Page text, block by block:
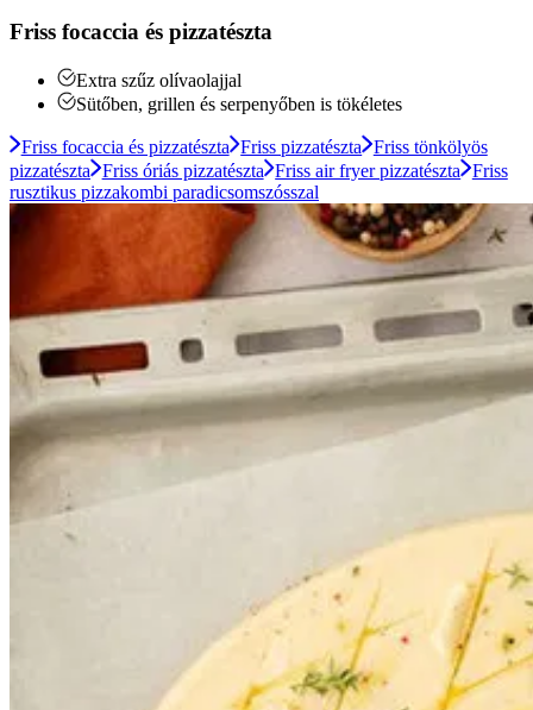
Friss focaccia és pizzatészta
Extra szűz olívaolajjal
Sütőben, grillen és serpenyőben is tökéletes
Friss focaccia és pizzatészta Friss pizzatészta Friss tönkölyös
pizzatészta
Friss óriás pizzatészta Friss air fryer pizzatészta Friss
rusztikus pizzakombi paradicsomszósszal